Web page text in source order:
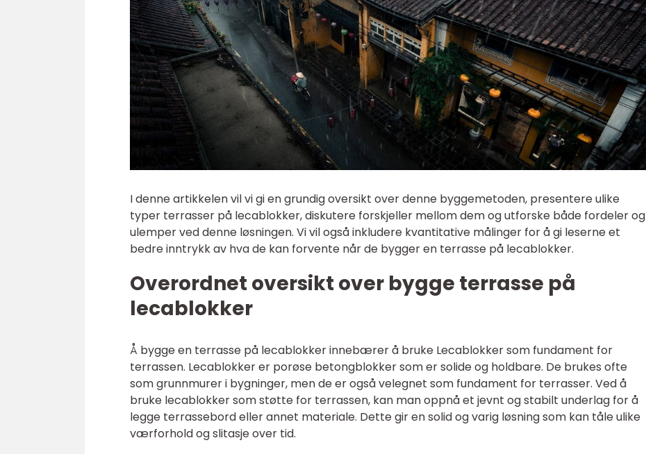
I denne artikkelen vil vi gi en grundig oversikt over denne byggemetoden, presentere ulike
typer terrasser på lecablokker, diskutere forskjeller mellom dem og utforske både fordeler og
ulemper ved denne løsningen. Vi vil også inkludere kvantitative målinger for å gi leserne et
bedre inntrykk av hva de kan forvente når de bygger en terrasse på lecablokker.
Overordnet oversikt over bygge terrasse på
lecablokker
Å bygge en terrasse på lecablokker innebærer å bruke Lecablokker som fundament for
terrassen. Lecablokker er porøse betongblokker som er solide og holdbare. De brukes ofte
som grunnmurer i bygninger, men de er også velegnet som fundament for terrasser. Ved å
bruke lecablokker som støtte for terrassen, kan man oppnå et jevnt og stabilt underlag for å
legge terrassebord eller annet materiale. Dette gir en solid og varig løsning som kan tåle ulike
værforhold og slitasje over tid.